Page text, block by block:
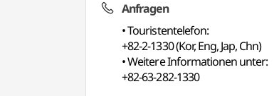
Anfragen
• Touristentelefon:
+82-2-1330 (Kor, Eng, Jap, Chn)
• Weitere Informationen unter:
+82-63-282-1330